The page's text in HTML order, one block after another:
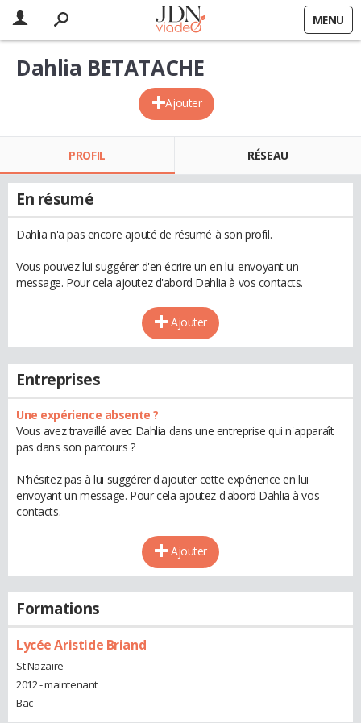
MENU
Ajouter
Dahlia BETATACHE
PROFIL RÉSEAU
En résumé
Dahlia n'a pas encore ajouté de résumé à son profil.
Vous pouvez lui suggérer d'en écrire un en lui envoyant un
message. Pour cela ajoutez d'abord Dahlia à vos contacts.
Ajouter
Entreprises
Une expérience absente ?
Vous avez travaillé avec Dahlia dans une entreprise qui n'apparaît
pas dans son parcours ?
N'hésitez pas à lui suggérer d'ajouter cette expérience en lui
envoyant un message. Pour cela ajoutez d'abord Dahlia à vos
contacts.
Ajouter
Formations
Lycée Aristide Briand
St Nazaire
2012 - maintenant
Bac